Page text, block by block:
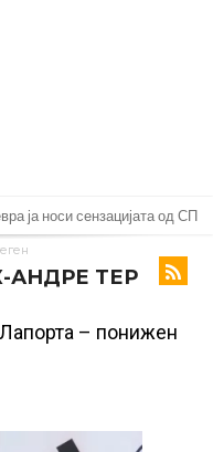
ја носи сензацијата од СП
какво што не е видено од
а потоа градоначалникот
го спореди Алварез со
по нов играч за врска
е средено, се враќам
АНДРЕ ТЕР
– понижен